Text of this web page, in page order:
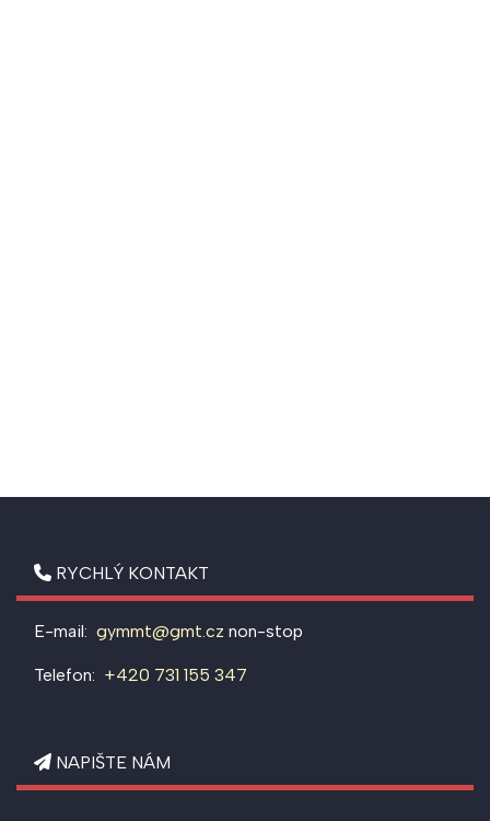
RYCHLÝ KONTAKT
E-mail: gymmt@gmt.cz non-stop
Telefon: +420 731 155 347
NAPIŠTE NÁM